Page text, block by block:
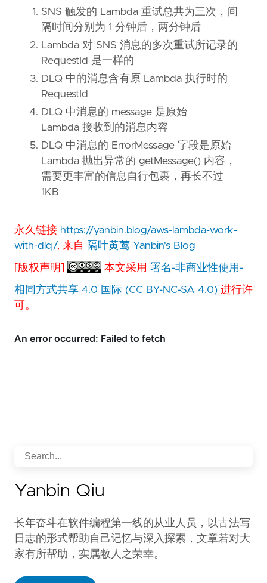
SNS 触发的 Lambda 重试总共为三次，间
隔时间分别为 1 分钟后，两分钟后
Lambda 对 SNS 消息的多次重试所记录的
RequestId 是一样的
DLQ 中的消息含有原 Lambda 执行时的
RequestId
DLQ 中消息的 message 是原始
Lambda 接收到的消息内容
DLQ 中消息的 ErrorMessage 字段是原始
Lambda 抛出异常的 getMessage() 内容，
需要更丰富的信息自行包裹，再长不过
1KB
永久链接 https://yanbin.blog/aws-lambda-work-
with-dlq/, 来自 隔叶黄莺 Yanbin's Blog
[版权声明] 本文采用署名-非商业性使用-
相同方式共享 4.0 国际 (CC BY-NC-SA 4.0) 进行许
可。
Yanbin Qiu
长年奋斗在软件编程第一线的从业人员，以古法写
日志的形式帮助自己记忆与深入探索，文章若对大
家有所帮助，实属敝人之荣幸。